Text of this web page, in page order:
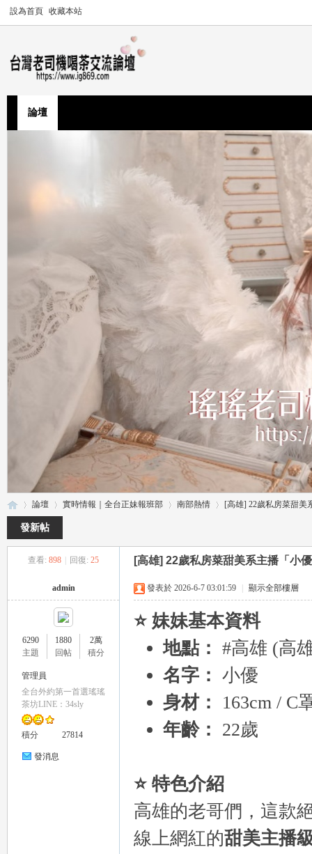
設為首頁 收藏本站
論壇
論壇
›
實時情報｜全台正妹報班部 南部熱情
›
[高雄] 22歲私房菜甜美
發新帖
查看: 898 回復: 25 [高雄] 22歲私房菜甜美系主播「小
admin
6290
主題
1880
回帖
2萬
積分
管理員
全台外約第一首選瑤瑤
茶坊LINE：34sly
積分 27814
發消息
發表於 2026-6-7 03:01:59 顯示全部樓層
⭐ 妹妹基本資料
地點： #高雄 (高
名字： 小優
身材：
163cm / C
年齡： 22歲
⭐ 特色介紹
高雄的老哥們，這款
線上網紅的甜美主播